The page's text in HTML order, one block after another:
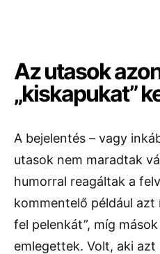
Az utasok
„kiskapukat”
A bejelentés – vagy
utasok nem maradtak
humorral reagáltak a
kommentelő például azt
fel pelenkát”, míg
emlegettek. Volt, aki